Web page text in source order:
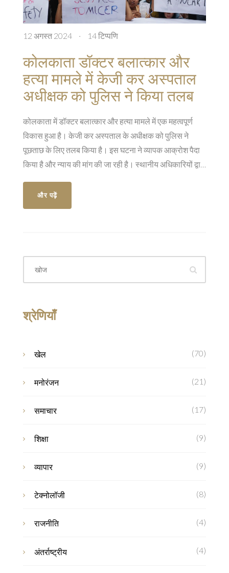
12 अगस्त 2024 · 14 टिप्पणि
कोलकाता डॉक्टर बलात्कार और
हत्या मामले में केजी कर अस्पताल
अधीक्षक को पुलिस ने किया तलब
कोलकाता में डॉक्टर बलात्कार और हत्या मामले में एक महत्वपूर्ण
विकास हुआ है। केजी कर अस्पताल के अधीक्षक को पुलिस ने
पूछताछ के लिए तलब किया है। इस घटना ने व्यापक आक्रोश पैदा
किया है और न्याय की मांग की जा रही है। स्थानीय अधिकारियों द्वारा
और पढ़ें
श्रेणियाँ
खेल (70)
मनोरंजन (21)
समाचार (17)
शिक्षा (9)
व्यापार (9)
टेक्नोलॉजी (8)
राजनीति (4)
अंतर्राष्ट्रीय (4)